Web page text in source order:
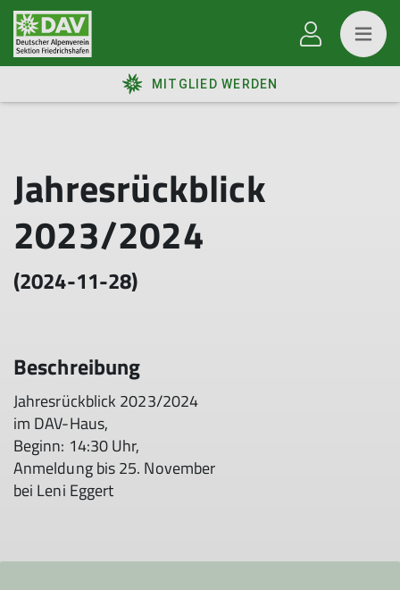
MITGLIED WERDEN
Jahresrückblick
2023/2024
(2024-11-28)
Beschreibung
Jahresrückblick 2023/2024
im DAV-Haus,
Beginn: 14:30 Uhr,
Anmeldung bis 25. November
bei Leni Eggert